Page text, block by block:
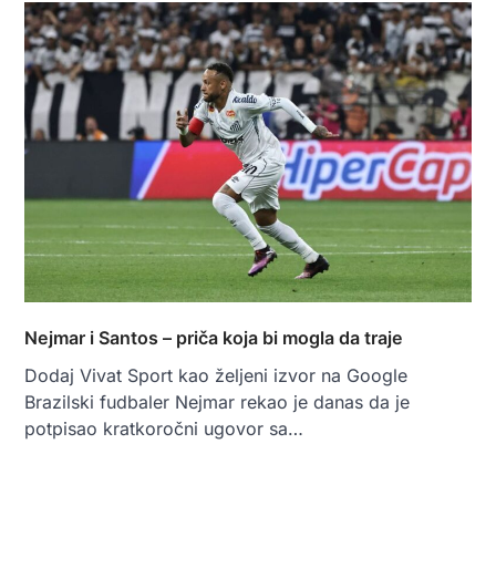
Nejmar i Santos – priča koja bi mogla da traje
Dodaj Vivat Sport kao željeni izvor na Google
Brazilski fudbaler Nejmar rekao je danas da je
potpisao kratkoročni ugovor sa…